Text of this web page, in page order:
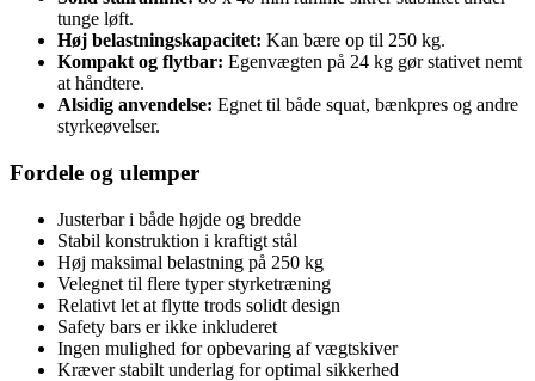
tunge løft.
Høj belastningskapacitet: Kan bære op til 250 kg.
Kompakt og flytbar: Egenvægten på 24 kg gør stativet nemt
at håndtere.
Alsidig anvendelse: Egnet til både squat, bænkpres og andre
styrkeøvelser.
Fordele og ulemper
Justerbar i både højde og bredde
Stabil konstruktion i kraftigt stål
Høj maksimal belastning på 250 kg
Velegnet til flere typer styrketræning
Relativt let at flytte trods solidt design
Safety bars er ikke inkluderet
Ingen mulighed for opbevaring af vægtskiver
Kræver stabilt underlag for optimal sikkerhed